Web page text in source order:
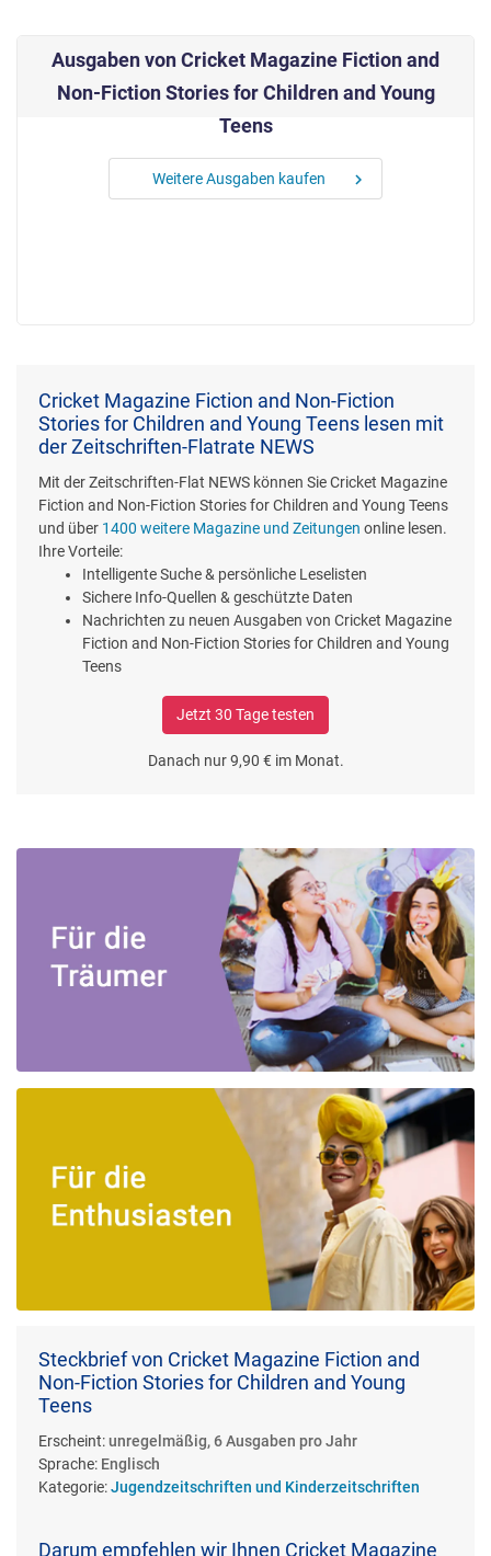
Ausgaben von Cricket Magazine Fiction and
Non-Fiction Stories for Children and Young
Teens
Weitere Ausgaben kaufen chevron_right
Cricket Magazine Fiction and Non-Fiction
Stories for Children and Young Teens lesen mit
der Zeitschriften-Flatrate NEWS
Mit der Zeitschriften-Flat NEWS können Sie Cricket Magazine
Fiction and Non-Fiction Stories for Children and Young Teens
und über 1400 weitere Magazine und Zeitungen online lesen.
Ihre Vorteile:
Intelligente Suche & persönliche Leselisten
Sichere Info-Quellen & geschützte Daten
Nachrichten zu neuen Ausgaben von Cricket Magazine
Fiction and Non-Fiction Stories for Children and Young
Teens
Jetzt 30 Tage testen
Danach nur 9,90 € im Monat.
Steckbrief von Cricket Magazine Fiction and
Non-Fiction Stories for Children and Young
Teens
Erscheint:unregelmäßig, 6 Ausgaben pro Jahr
Sprache: Englisch
Kategorie:Jugendzeitschriften und Kinderzeitschriften
Darum empfehlen wir Ihnen Cricket Magazine